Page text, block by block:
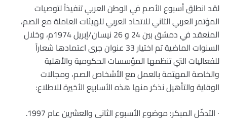
لقد انطلق أسبوع الأصم في الوطن العربي تنفيذاً لتوصيات
المؤتمر العربي الثاني للاتحاد العربي للهيئات العاملة مع الصم،
المنعقد في دمشق بين 24 و 26 نيسان/إبريل 1974م، وخلال
السنوات الماضية تم اختيار 33 عنوان جرى اعتمادها شعاراً
للفعاليات التي تنظمها المؤسسات الحكومية والأهلية
والخاصة المهتمة بالعمل مع الأشخاص الصم، ومجالات
الوقاية والتأهيل نذكر منها هذه الأسابيع الأخيرة للاطلاع:
· التدخّل المبكر: موضوع الأسبوع الثاني والعشرين عام 1997.